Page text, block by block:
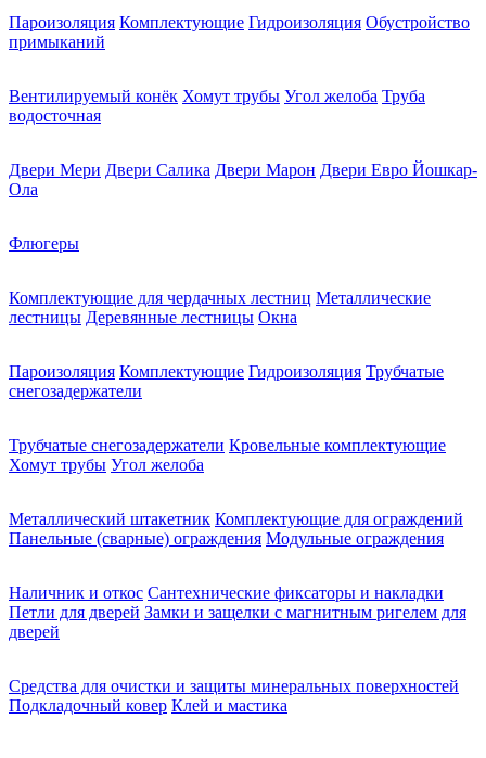
Пароизоляция Комплектующие Гидроизоляция Обустройство
примыканий
Вентилируемый конёк Хомут трубы Угол желоба Труба
водосточная
Двери Мери Двери Салика Двери Марон Двери Евро Йошкар-
Ола
Флюгеры
Комплектующие для чердачных лестниц Металлические
лестницы Деревянные лестницы Окна
Пароизоляция Комплектующие Гидроизоляция Трубчатые
снегозадержатели
Трубчатые снегозадержатели Кровельные комплектующие
Хомут трубы Угол желоба
Металлический штакетник Комплектующие для ограждений
Панельные (сварные) ограждения Модульные ограждения
Наличник и откос Сантехнические фиксаторы и накладки
Петли для дверей Замки и защелки с магнитным ригелем для
дверей
Средства для очистки и защиты минеральных поверхностей
Подкладочный ковер Клей и мастика